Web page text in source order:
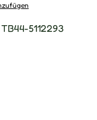
TB44-5112293